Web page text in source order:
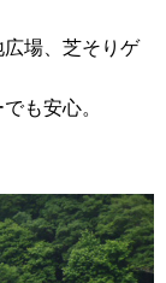
場、芝そりゲ
も安心。